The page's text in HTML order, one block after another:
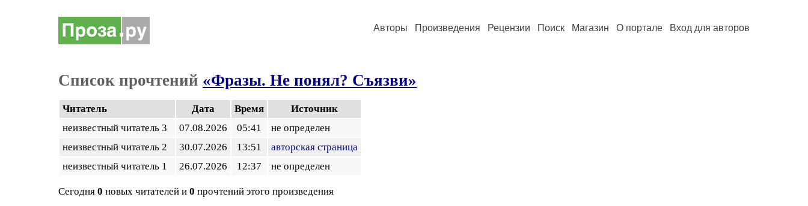
Авторы Произведения Рецензии Поиск Магазин О портале Вход для авторов
Список прочтений «Фразы. Не понял? Съязви»
Читатель Дата Время
Источник
неизвестный читатель 3
07.08.2026 05:41
не определен
неизвестный читатель 2
30.07.2026 13:51
авторская страница
неизвестный читатель 1
26.07.2026 12:37 не определен
Сегодня 0 новых читателей и 0 прочтений этого произведения